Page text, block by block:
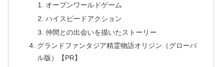
オープンワールドゲーム
ハイスピードアクション
仲間との出会いを描いたストーリー
グランドファンタジア精霊物語オリジン（グローバ
ル版）【PR】